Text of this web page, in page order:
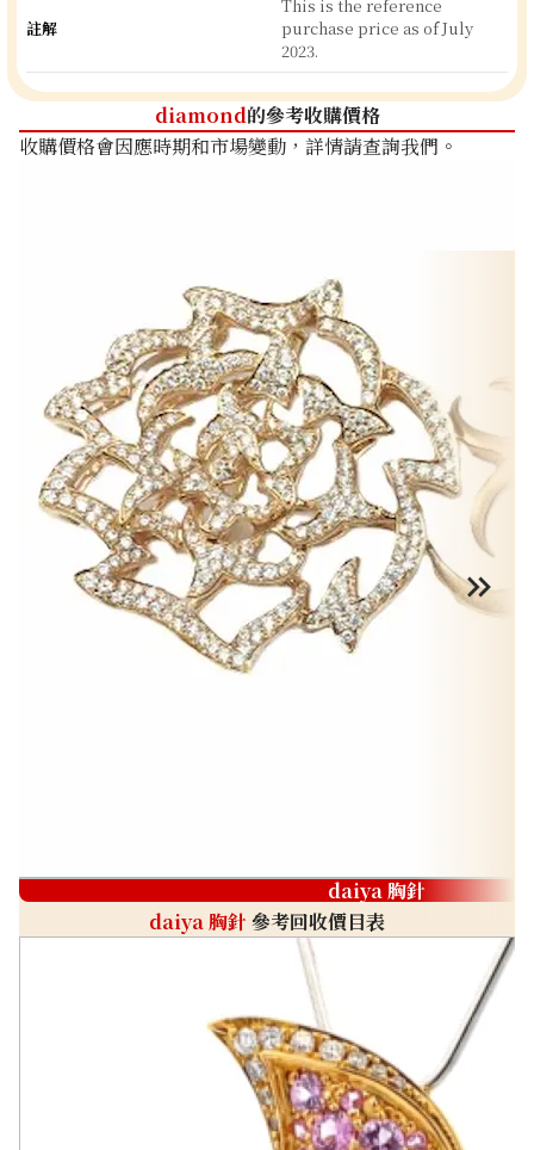
註解
This is the reference
purchase price as of July
2023.
diamond的參考收購價格
收購價格會因應時期和市場變動，詳情請查詢我們。
daiya 胸針
daiya 胸針參考回收價目表